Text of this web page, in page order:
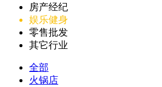
房产经纪
娱乐健身
零售批发
其它行业
全部
火锅店